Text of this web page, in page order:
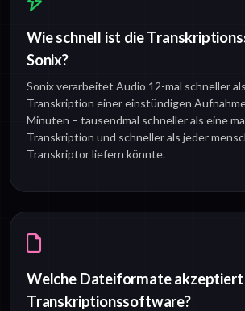
Wie schnell ist die
Sonix?
Sonix verarbeitet Audio 12-mal schneller
Transkription einer einstündigen
Minuten – tausendmal schneller als eine
Transkription und schneller als jeder
Transkriptor liefern könnte.
Welche Dateiformate akzeptiert
Transkriptionssoftware?